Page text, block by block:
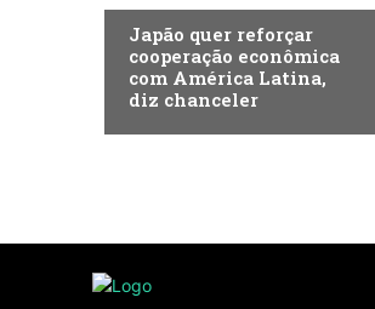
Japão quer reforçar
cooperação econômica
com América Latina,
diz chanceler